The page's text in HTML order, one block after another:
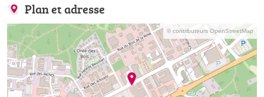
Plan et adresse
© contributeurs OpenStreetMap